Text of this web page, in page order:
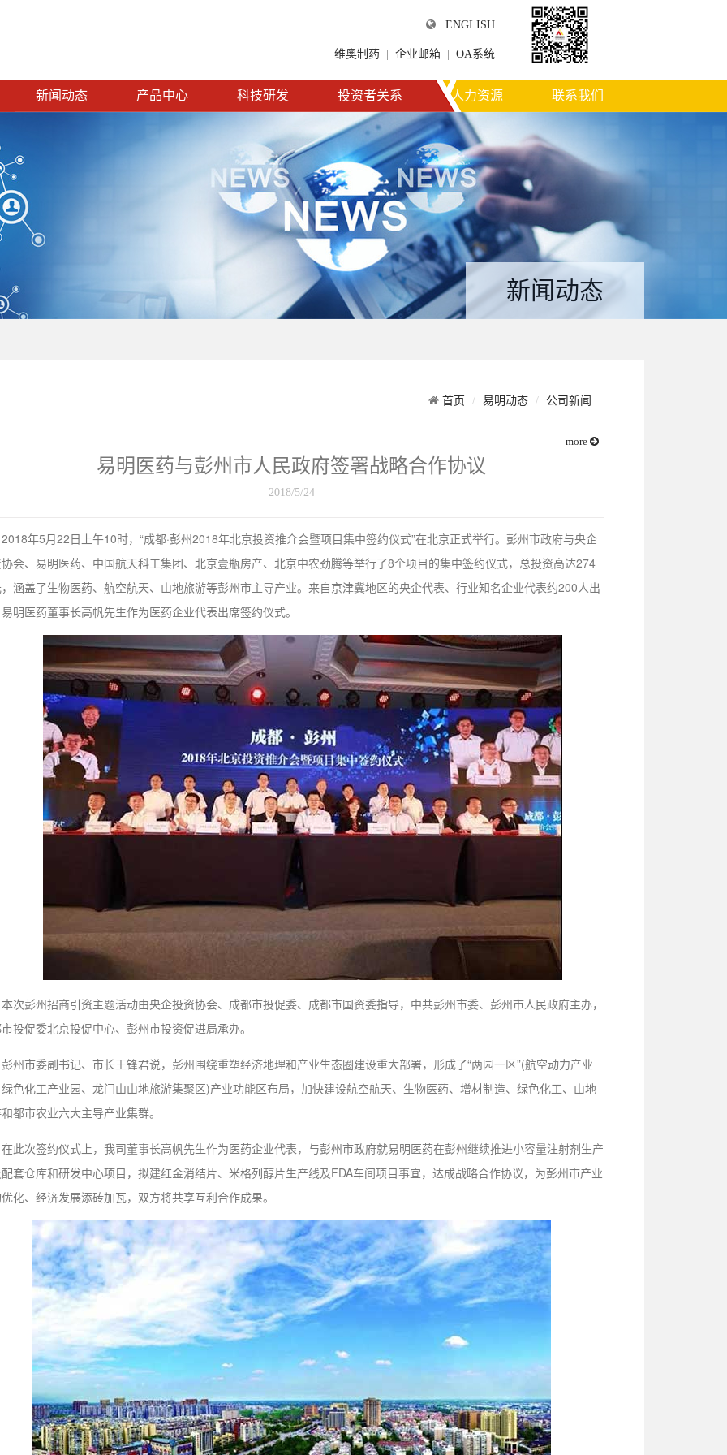
ENGLISH
维奥制药 企业邮箱 OA系统
新闻动态 产品中心 科技研发 投资者关系 人力资源 联系我们
新闻动态
首页 易明动态 公司新闻
more
易明医药与彭州市人民政府签署战略合作协议
2018/5/24
2018年5月22日上午10时，“成都·彭州2018年北京投资推介会暨项目集中签约仪式”在北京正式举行。彭州市政府与央企
会、易明医药、中国航天科工集团、北京壹瓶房产、北京中农劲腾等举行了8个项目的集中签约仪式，总投资高达274
涵盖了生物医药、航空航天、山地旅游等彭州市主导产业。来自京津冀地区的央企代表、行业知名企业代表约200人出
明医药董事长高帆先生作为医药企业代表出席签约仪式。
本次彭州招商引资主题活动由央企投资协会、成都市投促委、成都市国资委指导，中共彭州市委、彭州市人民政府主办，
投促委北京投促中心、彭州市投资促进局承办。
彭州市委副书记、市长王锋君说，彭州围绕重塑经济地理和产业生态圈建设重大部署，形成了“两园一区”(航空动力产业
色化工产业园、龙门山山地旅游集聚区)产业功能区布局，加快建设航空航天、生物医药、增材制造、绿色化工、山地
都市农业六大主导产业集群。
在此次签约仪式上，我司董事长高帆先生作为医药企业代表，与彭州市政府就易明医药在彭州继续推进小容量注射剂生产
套仓库和研发中心项目，拟建红金消结片、米格列醇片生产线及FDA车间项目事宜，达成战略合作协议，为彭州市产业
化、经济发展添砖加瓦，双方将共享互利合作成果。